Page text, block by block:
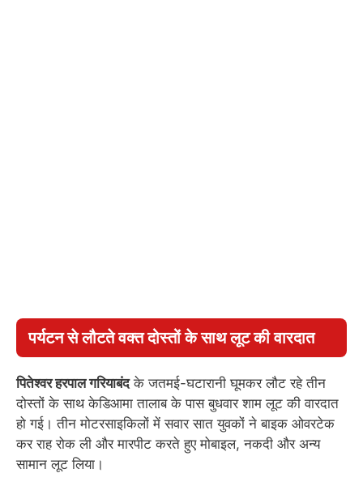
पर्यटन से लौटते वक्त दोस्तों के साथ लूट की वारदात
पितेश्वर हरपाल गरियाबंदके जतमई-घटारानी घूमकर लौट रहे तीन
दोस्तों के साथ केडिआमा तालाब के पास बुधवार शाम लूट की वारदात
हो गई। तीन मोटरसाइकिलों में सवार सात युवकों ने बाइक ओवरटेक
कर राह रोक ली और मारपीट करते हुए मोबाइल, नकदी और अन्य
सामान लूट लिया।